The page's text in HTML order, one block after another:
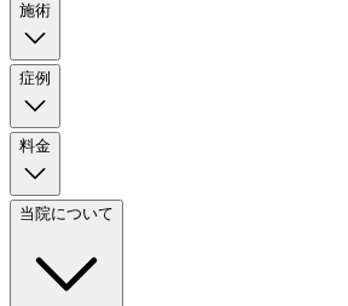
施術
症例
料金
当院について